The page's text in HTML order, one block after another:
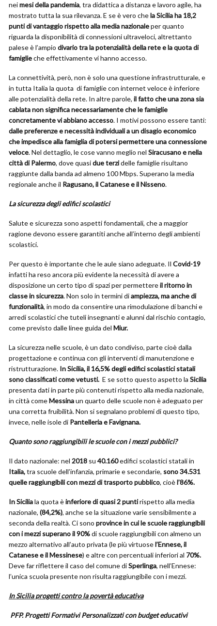
neimesi della pandemia, tra didattica a distanza e lavoro agile, ha
mostrato tutta la sua rilevanza. E se è vero chela Sicilia ha 18,2
punti di vantaggio rispetto alla media nazionaleper quanto
riguarda la disponibilità di connessioni ultraveloci, altrettanto
palese è l’ampio divario tra la potenzialità della rete e la quota di
famiglieche effettivamente vi hanno accesso.
La connettività, però, non è solo una questione infrastrutturale, e
in tutta Italia la quota di famiglie con internet veloce è inferiore
alle potenzialità della rete. In altre parole, il fatto che una zona sia
cablata non significa necessariamente che le famiglie
concretamente vi abbiano accesso. I motivi possono essere tanti:
dalle preferenze e necessità individuali a un disagio economico
che impedisce alla famiglia di potersi permettere una connessione
veloce. Nel dettaglio, le cose vanno meglio nel Siracusano e nella
città di Palermo, dove quasidue terzidelle famiglie risultano
raggiunte dalla banda ad almeno 100 Mbps. Superano la media
regionale anche il Ragusano, il Catanese e il Nisseno.
La sicurezza degli edifici scolastici
Salute e sicurezza sono aspetti fondamentali, che a maggior
ragione devono essere garantiti anche all’interno degli ambienti
scolastici.
Per questo è importante che le aule siano adeguate. Il Covid-19
infatti ha reso ancora più evidente la necessità di avere a
disposizione un certo tipo di spazi per permettereil ritorno in
classe in sicurezza. Non solo in termini diampiezza, ma anche di
funzionalità, in modo da consentire una rimodulazione di banchi e
arredi scolastici che tuteli insegnanti e alunni dal rischio contagio,
come previsto dalle linee guida del Miur.
La sicurezza nelle scuole, è un dato condiviso, parte cioè dalla
progettazione e continua con gli interventi di manutenzione e
ristrutturazione. In Sicilia, il 16,5% degli edifici scolastici statali
sono classificati come vetusti. E se sotto questo aspetto la Sicilia
presenta dati in parte più contenuti rispetto alla media nazionale,
in città comeMessinaun quarto delle scuole non è adeguato per
una corretta fruibilità. Non si segnalano problemi di questo tipo,
invece, nelle isole di Pantelleria e Favignana.
Quanto sono raggiungibili le scuole con i mezzi pubblici?
Il dato nazionale: nel 2018 su 40.160edifici scolastici statali in
Italia,tra scuole dell’infanzia, primarie e secondarie, sono 34.531
quelle raggiungibili con mezzi di trasporto pubblico, cioèl’86%.
In Siciliala quota èinferiore di quasi 2 puntirispetto alla media
nazionale, (84,2%), anche se la situazione varie sensibilmente a
seconda della realtà. Ci sono province in cui le scuole raggiungibili
con i mezzi superano il 90%di scuole raggiungibili con almeno un
mezzo alternativo all’auto privata (le più virtuosel’Ennese, il
Catanese e il Messinese) e altre con percentuali inferiori al 70%.
Deve far riflettere il caso del comune diSperlinga, nell’Ennese:
l’unica scuola presente non risulta raggiungibile con i mezzi.
In Sicilia progetti contro la povertà educativa
PFP. Progetti Formativi Personalizzati con budget educativi